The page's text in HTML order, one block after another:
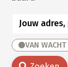
VAN WACHT